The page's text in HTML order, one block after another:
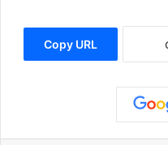
Copy URL